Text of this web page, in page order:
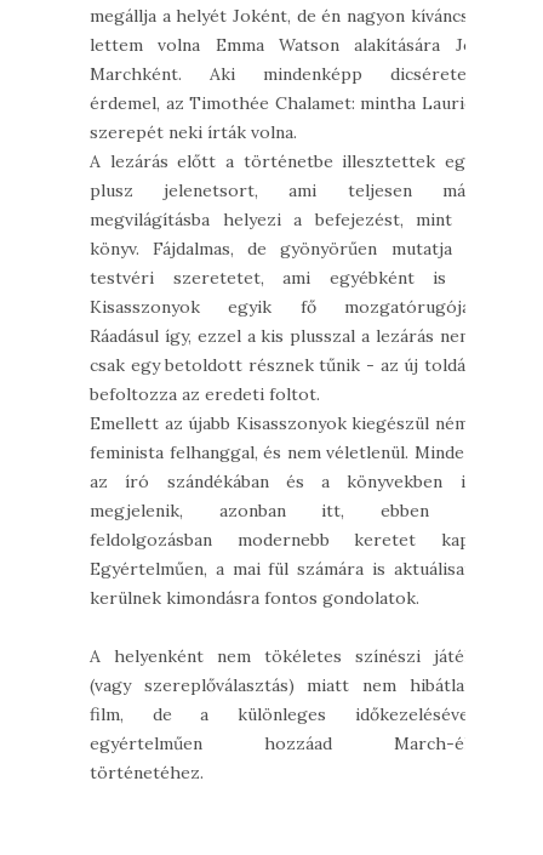
megállja a helyét Joként, de én nagyon kíváncsi
lettem volna Emma Watson alakítására Jo
Marchként. Aki mindenképp dicséretet
érdemel, az Timothée Chalamet: mintha Laurie
szerepét neki írták volna.
A lezárás előtt a történetbe illesztettek egy
plusz jelenetsort, ami teljesen más
megvilágításba helyezi a befejezést, mint a
könyv. Fájdalmas, de gyönyörűen mutatja a
testvéri szeretetet, ami egyébként is a
Kisasszonyok egyik fő mozgatórugója.
Ráadásul így, ezzel a kis plusszal a lezárás nem
csak egy betoldott résznek tűnik - az új toldás
befoltozza az eredeti foltot.
Emellett az újabb Kisasszonyok kiegészül némi
feminista felhanggal, és nem véletlenül. Mindez
az író szándékában és a könyvekben is
megjelenik, azonban itt, ebben a
feldolgozásban modernebb keretet kap.
Egyértelműen, a mai fül számára is aktuálisan
kerülnek kimondásra fontos gondolatok.
A helyenként nem tökéletes színészi játék
(vagy szereplőválasztás) miatt nem hibátlan
film, de a különleges időkezelésével
egyértelműen hozzáad March-ék
történetéhez.